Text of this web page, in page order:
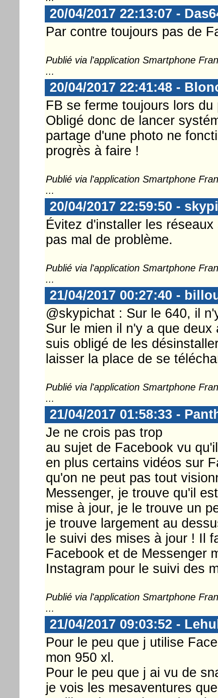
20/04/2017 22:13:07 -
Par contre toujours pas de
Publié via l'application Smartphone
...
20/04/2017 22:41:48 -
FB se ferme toujours lors
Obligé donc de lancer
partage d'une photo ne
progrès à faire !
Publié via l'application Smartphone
...
20/04/2017 22:59:50 -
Évitez d'installer les
pas mal de problème.
Publié via l'application Smartphone
...
21/04/2017 00:27:40 -
@skypichat : Sur le 640, il
Sur le mien il n'y a que
suis obligé de les
laisser la place de se
Publié via l'application Smartphone
...
21/04/2017 01:58:33 -
Je ne crois pas trop
au sujet de Facebook vu
en plus certains vidéos sur
qu'on ne peut pas tout
Messenger, je trouve qu'il
mise à jour, je le trouve un
je trouve largement au
le suivi des mises à jour ! Il
Facebook et de Messenger
Instagram pour le suivi des
Publié via l'application Smartphone
...
21/04/2017 09:03:52 -
Pour le peu que j utilise
mon 950 xl.
Pour le peu que j ai vu de
je vois les mesaventures